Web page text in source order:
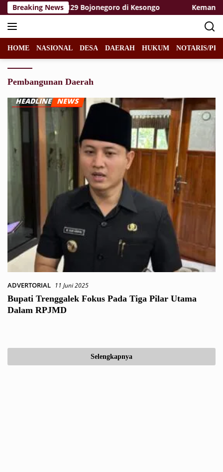
Langsung
ke
konten
Breaking News
TMMD 129 Bojonegoro di Kesongo
HOME NASIONAL DESA DAERAH HUKUM NOTARIS/
Pembangunan Daerah
ADVERTORIAL 11 Juni 2025
Bupati Trenggalek Fokus Pada Tiga Pilar Utama
Dalam RPJMD
Selengkapnya